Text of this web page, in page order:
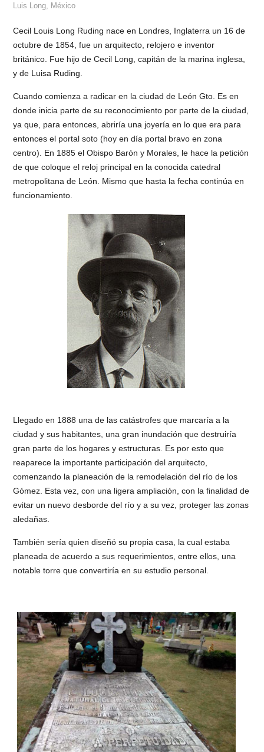
Luis Long México
Cecil Louis Long Ruding nace en Londres, Inglaterra un 16 de
octubre de 1854, fue un arquitecto, relojero e inventor
británico. Fue hijo de Cecil Long, capitán de la marina inglesa,
y de Luisa Ruding.
Cuando comienza a radicar en la ciudad de León Gto. Es en
donde inicia parte de su reconocimiento por parte de la ciudad,
ya que, para entonces, abriría una joyería en lo que era para
entonces el portal soto (hoy en día portal bravo en zona
centro). En 1885 el Obispo Barón y Morales, le hace la petición
de que coloque el reloj principal en la conocida catedral
metropolitana de León. Mismo que hasta la fecha continúa en
funcionamiento.
Llegado en 1888 una de las catástrofes que marcaría a la
ciudad y sus habitantes, una gran inundación que destruiría
gran parte de los hogares y estructuras. Es por esto que
reaparece la importante participación del arquitecto,
comenzando la planeación de la remodelación del río de los
Gómez. Esta vez, con una ligera ampliación, con la finalidad de
evitar un nuevo desborde del río y a su vez, proteger las zonas
aledañas.
También sería quien diseñó su propia casa, la cual estaba
planeada de acuerdo a sus requerimientos, entre ellos, una
notable torre que convertiría en su estudio personal.